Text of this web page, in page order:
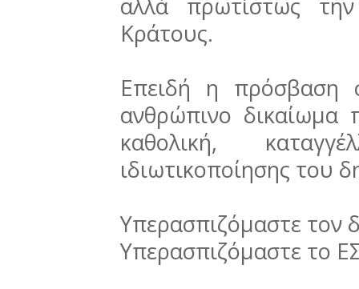
Κράτους.
Επειδή η πρόσβαση
ανθρώπινο δικαίωμα
καθολική,
ιδιωτικοποίησης του
Υπερασπιζόμαστε τον
Υπερασπιζόμαστε το